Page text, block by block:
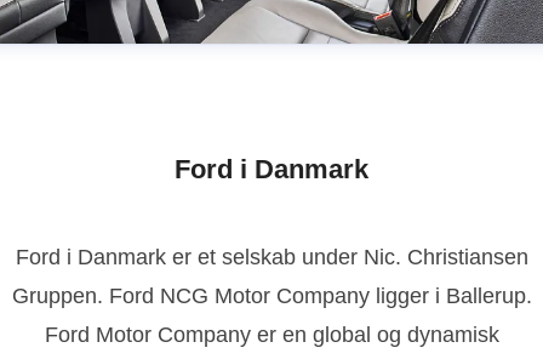
Ford i Danmark
Ford i Danmark er et selskab under Nic. Christiansen
Gruppen. Ford NCG Motor Company ligger i Ballerup.
Ford Motor Company er en global og dynamisk